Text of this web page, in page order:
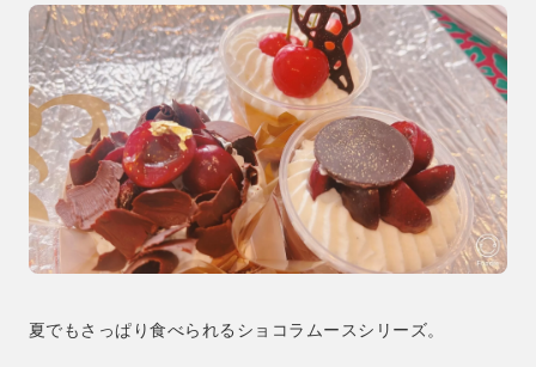
夏でもさっぱり食べられるショコラムースシリーズ。